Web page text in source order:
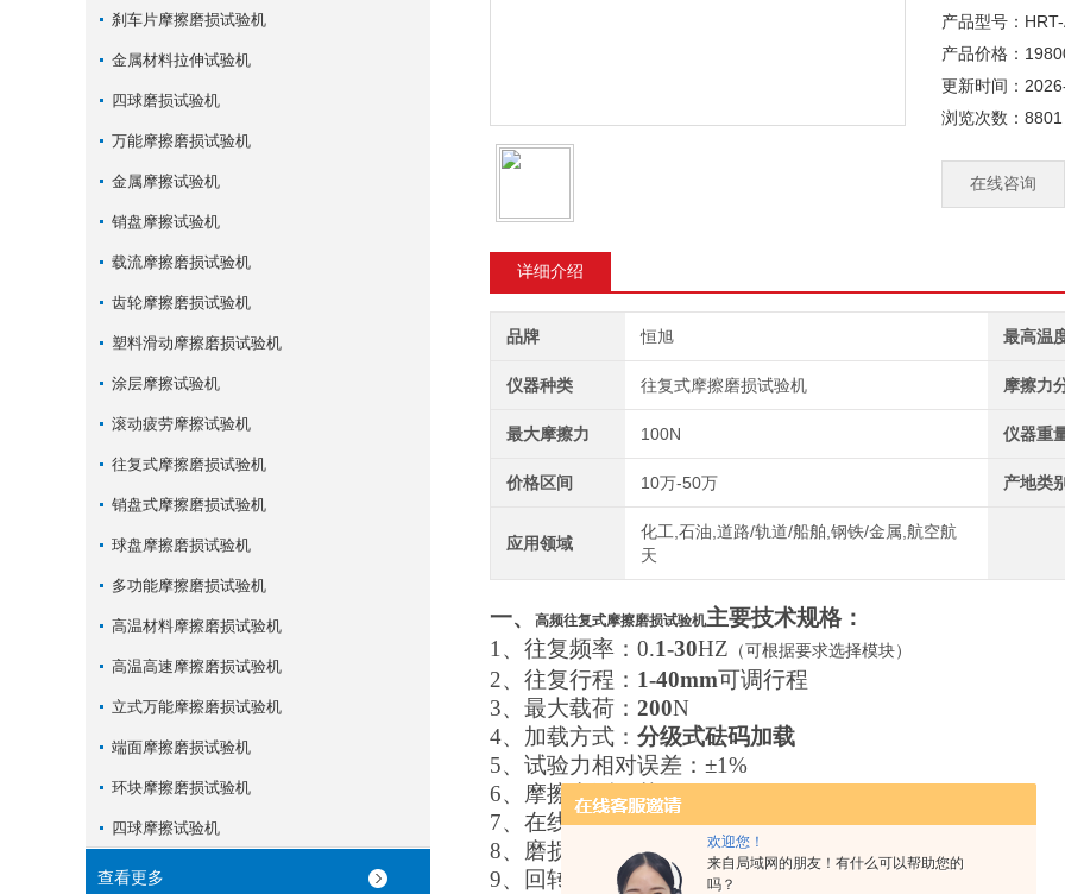
欢迎您！
来自局域网的朋友！有什么可以帮助您的
吗？
刹车片摩擦磨损试验机
金属材料拉伸试验机
四球磨损试验机
万能摩擦磨损试验机
金属摩擦试验机
销盘摩擦试验机
载流摩擦磨损试验机
齿轮摩擦磨损试验机
塑料滑动摩擦磨损试验机
涂层摩擦试验机
滚动疲劳摩擦试验机
往复式摩擦磨损试验机
销盘式摩擦磨损试验机
球盘摩擦磨损试验机
多功能摩擦磨损试验机
高温材料摩擦磨损试验机
高温高速摩擦磨损试验机
立式万能摩擦磨损试验机
端面摩擦磨损试验机
环块摩擦磨损试验机
四球摩擦试验机
查看更多
测控软件
产品型号：
产品价格：
更新时间：
浏览次数：8801
在线咨询
详细介绍
品牌 恒旭 最高温
仪器种类 往复式摩擦磨损试验机 摩擦力
最大摩擦力 100N 仪器重
价格区间 10万-50万 产地类
应用领域
化工,石油,道路/轨道/船舶,钢铁/金属,航空航
天
一、 高频往复式摩擦磨损试验机主要技术规格：
1、往复频率：0.1-30HZ （可根据要求选择模块）
2、往复行程： 1-40mm可调行程
3、最大载荷： 200N
4、加载方式： 分级式砝码加载
5、试验力相对误差：±1%
6、摩擦力测量范围：
7、在线磨测量模块：磁电感应测量
8、磨损量测量分辨率：0.001mm
9、回转模块：最大转速2000±1r/min